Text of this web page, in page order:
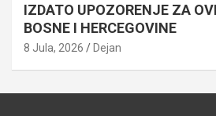
IZDATO UPOZORENJE ZA
BOSNE I HERCEGOVINE
8 Jula, 2026 Dejan